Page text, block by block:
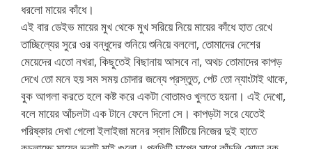
ধরলো মায়ের কাঁধে।
এই বার ডেইভ মায়ের মুখ থেকে মুখ সরিয়ে নিয়ে মায়ের কাঁধে হাত রেখে
তাচ্ছিল্যের সুরে ওর বন্ধুদের শুনিয়ে শুনিয়ে বললো, তোমাদের দেশের
মেয়েদের এতো নখরা, কিছুতেই বিছানায় আসবে না, অথচ তোমাদের কাপড়
দেখে তো মনে হয় সম সময় চোদার জন্যে প্রস্তুত, পেট তো ন্যাংটাই থাকে,
বুক আগলা করতে হলে কষ্ট করে একটা বোতামও খুলতে হয়না। এই দেখো,
বলে মায়ের আঁচলটা এক টানে ফেলে দিলো সে। কাপড়টা সরে যেতেই
পরিষ্কার দেখা গেলো ইলাইজা মনের স্বাদ মিটিয়ে নিজের দুই হাতে